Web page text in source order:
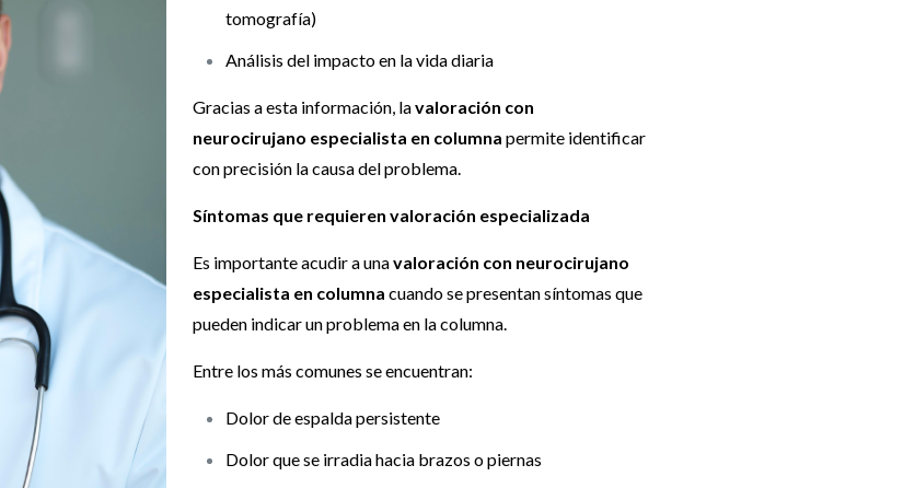
tomografía)
Análisis del impacto en la vida diaria
Gracias a esta información, lavaloración con
neurocirujano especialista en columna permite identificar
con precisión la causa del problema.
Síntomas que requieren valoración especializada
Es importante acudir a unavaloración con neurocirujano
especialista en columna cuando se presentan síntomas que
pueden indicar un problema en la columna.
Entre los más comunes se encuentran:
Dolor de espalda persistente
Dolor que se irradia hacia brazos o piernas